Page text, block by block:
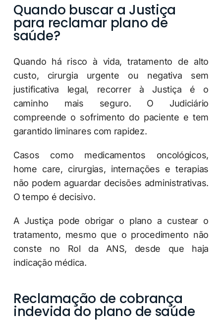
Quando buscar a Justiça
para reclamar plano de
saúde?
Quando há risco à vida, tratamento de alto
custo, cirurgia urgente ou negativa sem
justificativa legal, recorrer à Justiça é o
caminho mais seguro. O Judiciário
compreende o sofrimento do paciente e tem
garantido liminares com rapidez.
Casos como medicamentos oncológicos,
home care, cirurgias, internações e terapias
não podem aguardar decisões administrativas.
O tempo é decisivo.
A Justiça pode obrigar o plano a custear o
tratamento, mesmo que o procedimento não
conste no Rol da ANS, desde que haja
indicação médica.
Reclamação de cobrança
indevida do plano de saúde